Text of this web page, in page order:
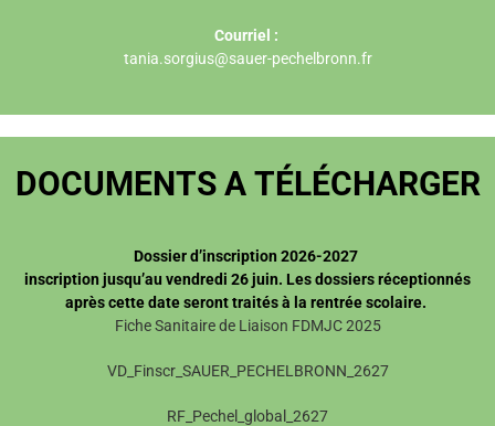
Courriel :
tania.sorgius@sauer-pechelbronn.fr
DOCUMENTS A TÉLÉCHARGER
Dossier d’inscription 2026-2027
inscription jusqu’au vendredi 26 juin. Les dossiers réceptionnés
après cette date seront traités à la rentrée scolaire.
Fiche Sanitaire de Liaison FDMJC 2025
VD_Finscr_SAUER_PECHELBRONN_2627
RF_Pechel_global_2627